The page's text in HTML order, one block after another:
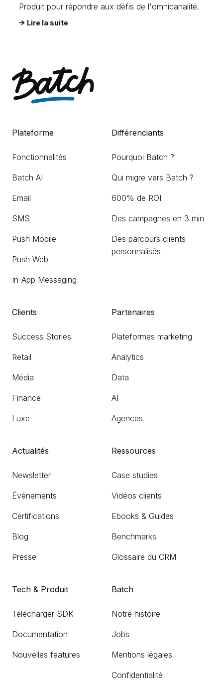
Produit pour répondre aux défis de l'omnicanalité.
Lire la suite
Plateforme
Fonctionnalités
Batch AI
Email
SMS
Push Mobile
Push Web
In-App Messaging
Différenciants
Pourquoi Batch ?
Qui migre vers Batch ?
600% de ROI
Des campagnes en 3 min
Des parcours clients
personnalisés
Clients
Success Stories
Retail
Média
Finance
Luxe
Partenaires
Plateformes marketing
Analytics
Data
AI
Agences
Actualités
Newsletter
Événements
Certifications
Blog
Presse
Ressources
Case studies
Vidéos clients
Ebooks & Guides
Benchmarks
Glossaire du CRM
Tech & Produit
Télécharger SDK
Documentation
Nouvelles features
Batch
Notre histoire
Jobs
Mentions légales
Confidentialité